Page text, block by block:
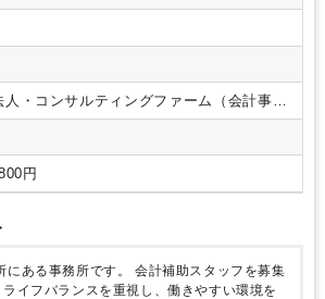
・コンサルティングファーム（会計事務
円 〜 1,800円
ある事務所です。
会計補助スタッフを募集
ライフバランスを重視し、働きやすい環境を